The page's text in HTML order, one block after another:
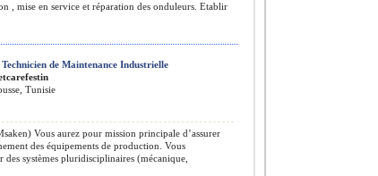
, mise en service et réparation des onduleurs. Etablir
Technicien de Maintenance Industrielle
Tunisie
Vous aurez pour mission principale d’assurer
des équipements de production. Vous
des systèmes pluridisciplinaires (mécanique,